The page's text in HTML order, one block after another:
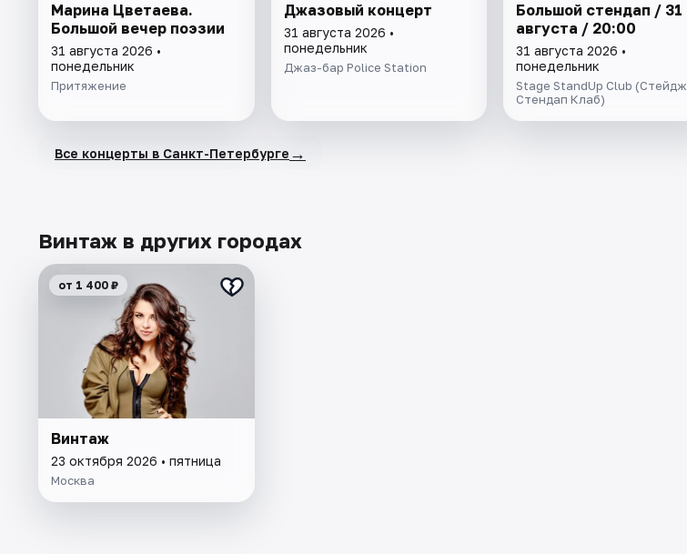
Марина Цветаева.
Большой вечер поэзии
31 августа 2026 •
понедельник
Притяжение
Джазовый концерт
31 августа 2026 •
понедельник
Джаз-бар Police Station
Большой стендап / 31
августа / 20:00
31 августа 2026 •
понедельник
Stage StandUp Club (Стейдж
Стендап Клаб)
Все концерты в Санкт-Петербурге →
Винтаж в других городах
от 1 400 ₽
Винтаж
23 октября 2026 • пятница
Москва